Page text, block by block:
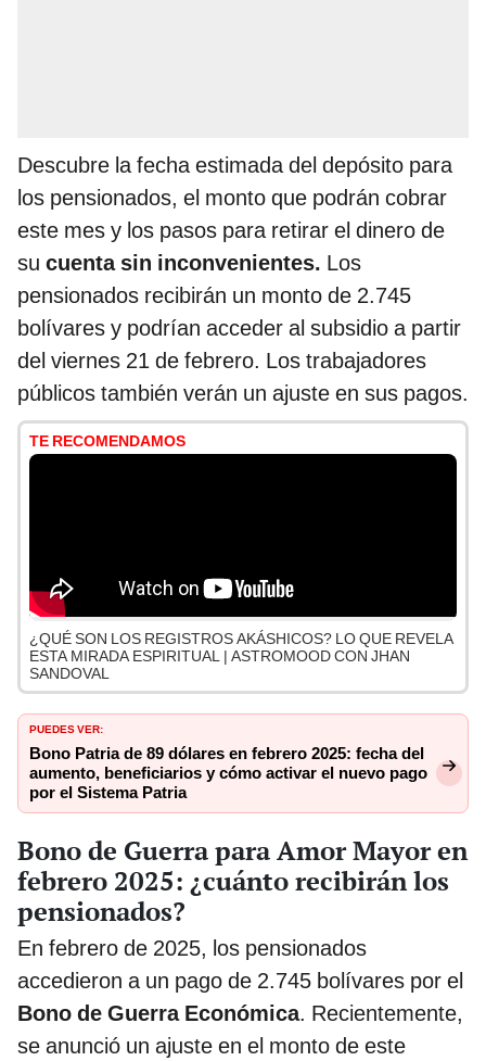
Descubre la fecha estimada del depósito para
los pensionados, el monto que podrán cobrar
este mes y los pasos para retirar el dinero de
su cuenta sin inconvenientes. Los
pensionados recibirán un monto de 2.745
bolívares y podrían acceder al subsidio a partir
del viernes 21 de febrero. Los trabajadores
públicos también verán un ajuste en sus pagos.
TE RECOMENDAMOS
¿QUÉ SON LOS REGISTROS AKÁSHICOS? LO QUE REVELA
ESTA MIRADA ESPIRITUAL | ASTROMOOD CON JHAN
SANDOVAL
PUEDES VER:
Bono Patria de 89 dólares en febrero 2025: fecha del
aumento, beneficiarios y cómo activar el nuevo pago
por el Sistema Patria
Bono de Guerra para Amor Mayor en
febrero 2025: ¿cuánto recibirán los
pensionados?
En febrero de 2025, los pensionados
accedieron a un pago de 2.745 bolívares por el
Bono de Guerra Económica. Recientemente,
se anunció un ajuste en el monto de este